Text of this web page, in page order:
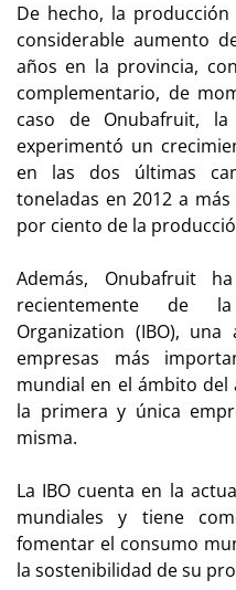
De hecho, la
considerable aumento
años en la provincia,
complementario, de
caso de Onubafruit,
experimentó un
en las dos últimas
toneladas en 2012 a
por ciento de la
Además, Onubafruit
recientemente de
Organization (IBO),
empresas más
mundial en el ámbito
la primera y única
misma.
La IBO cuenta en la
mundiales y tiene
fomentar el consumo
la sostenibilidad de su